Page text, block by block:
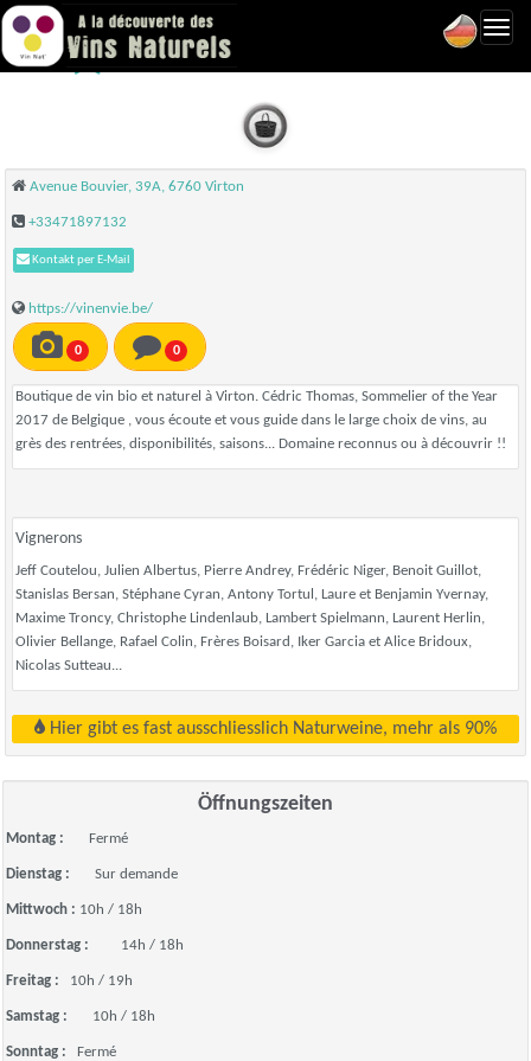
Vin en Vie - Virton
Avenue Bouvier, 39A, 6760 Virton
+33471897132
Kontakt per E-Mail
https://vinenvie.be/
0 0
Boutique de vin bio et naturel à Virton. Cédric Thomas, Sommelier of the Year
2017 de Belgique , vous écoute et vous guide dans le large choix de vins, au
grès des rentrées, disponibilités, saisons... Domaine reconnus ou à découvrir !!
Vignerons
Jeff Coutelou, Julien Albertus, Pierre Andrey, Frédéric Niger, Benoit Guillot,
Stanislas Bersan, Stéphane Cyran, Antony Tortul, Laure et Benjamin Yvernay,
Maxime Troncy, Christophe Lindenlaub, Lambert Spielmann, Laurent Herlin,
Olivier Bellange, Rafael Colin, Frères Boisard, Iker Garcia et Alice Bridoux,
Nicolas Sutteau...
Hier gibt es fast ausschliesslich Naturweine, mehr als 90%
Öffnungszeiten
Montag : Fermé
Dienstag : Sur demande
Mittwoch : 10h / 18h
Donnerstag : 14h / 18h
Freitag : 10h / 19h
Samstag : 10h / 18h
Sonntag : Fermé